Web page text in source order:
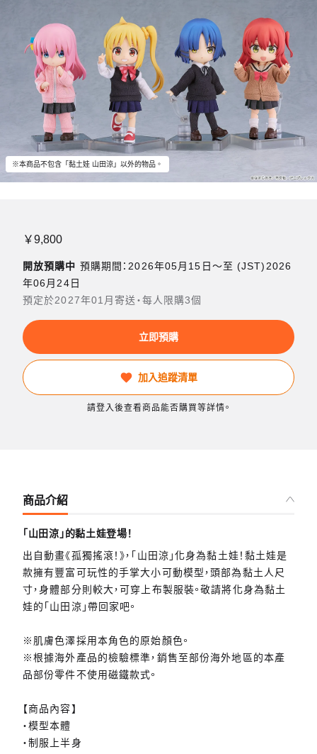
※本商品不包含「黏土娃 山田涼」以外的物品。
￥9,800
開放預購中 預購期間：2026年05月15日〜至 (JST)2026
年06月24日
預定於2027年01月寄送・每人限購3個
立即預購
加入追蹤清單
請登入後查看商品能否購買等詳情。
商品介紹
「山田涼」的黏土娃登場！
出自動畫《孤獨搖滾！》，「山田涼」化身為黏土娃！黏土娃是
款擁有豐富可玩性的手掌大小可動模型，頭部為黏土人尺
寸，身體部分則較大，可穿上布製服裝。敬請將化身為黏土
娃的「山田涼」帶回家吧。
※肌膚色澤採用本角色的原始顏色。
※根據海外產品的檢驗標準，銷售至部份海外地區的本產
品部份零件不使用磁鐵款式。
【商品內容】
・模型本體
・制服上半身